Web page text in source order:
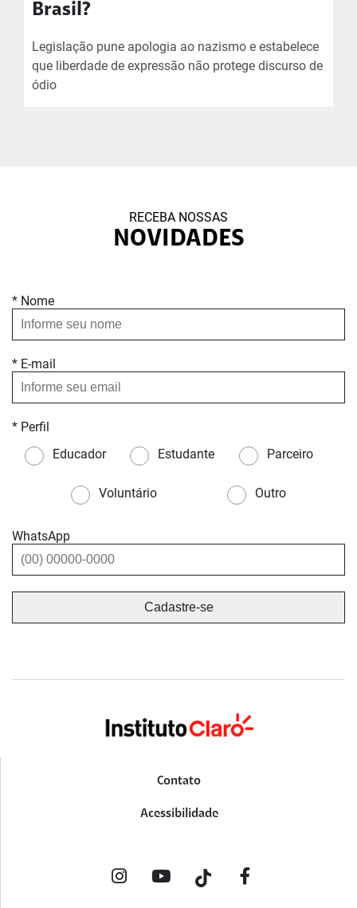
Brasil?
Legislação pune apologia ao nazismo e estabelece
que liberdade de expressão não protege discurso de
ódio
RECEBA NOSSAS
NOVIDADES
* Nome
* E-mail
* Perfil
Educador
Estudante Parceiro
Voluntário Outro
WhatsApp
Contato
Acessibilidade